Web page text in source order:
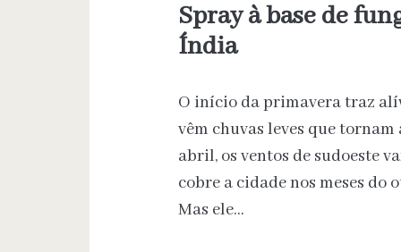
Spray à base de
Índia
O início da primavera traz
vêm chuvas leves que
abril, os ventos de sudoeste
cobre a cidade nos meses do
Mas ele…